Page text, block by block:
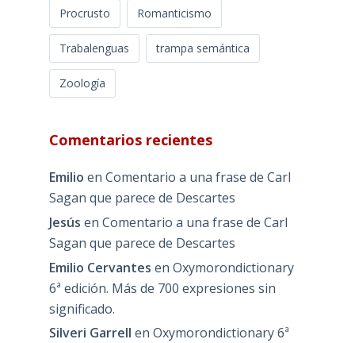
Procrusto Romanticismo
Trabalenguas trampa semántica
Zoología
Comentarios recientes
Emilio en Comentario a una frase de Carl
Sagan que parece de Descartes
Jesús en Comentario a una frase de Carl
Sagan que parece de Descartes
Emilio Cervantes en Oxymorondictionary
6ª edición. Más de 700 expresiones sin
significado.
Silveri Garrell en Oxymorondictionary 6ª